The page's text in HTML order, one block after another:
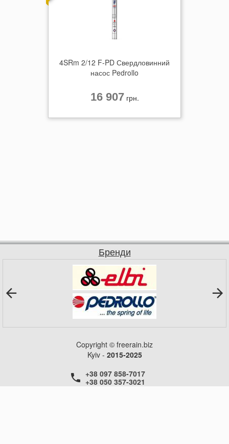
4SRm 2/12 F-PD Свердловинний
насос Pedrollo
16 907 грн.
Бренди
Copyright © freerain.biz
Kyiv - 2015-2025
+38 097 858-7017
+38 050 357-3021